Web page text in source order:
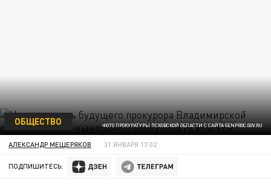
ФОТО ПРОКУРАТУРЫ ПСКОВСКОЙ ОБЛАСТИ С САЙТА GENPROC.GOV.RU
ОБЩЕСТВО
АЛЕКСАНДР МЕЩЕРЯКОВ 31 ЯНВАРЯ 17:02
ПОДПИШИТЕСЬ: